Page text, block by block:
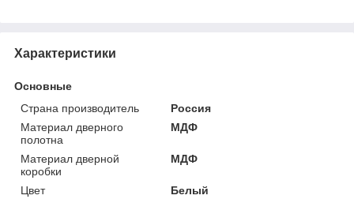
Характеристики
Основные
Страна производитель
Россия
Материал дверного
полотна
МДФ
Материал дверной
коробки
МДФ
Цвет
Белый